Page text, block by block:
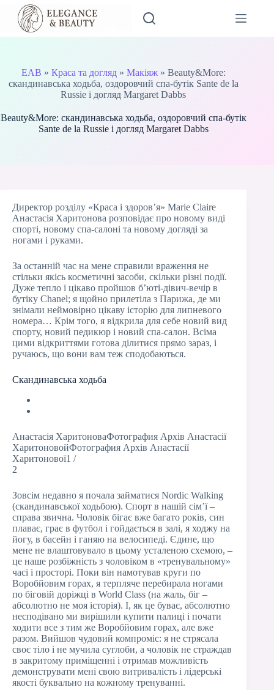
Перейти
вмісту
EAB » Краса та догляд» Макіяж» Beauty&More:
скандинавська ходьба, оздоровчий спа-бутік Sante de la
Russie і догляд Margaret Dabbs
Beauty&More: скандинавська ходьба, оздоровчий спа-бутік
Sante de la Russie і догляд Margaret Dabbs
Директор розділу «Краса і здоров’я» Marie Claire
Анастасія Харитонова розповідає про новому виді
спорті, новому спа-салоні та новому догляді за
ногами і руками.
За останній час на мене справили враження не
стільки якісь косметичні засоби, скільки різні події.
Дуже тепло і цікаво пройшов б’юті-дівич-вечір в
бутіку Chanel; я щойно прилетіла з Парижа, де ми
знімали неймовірно цікаву історію для липневого
номера… Крім того, я відкрила для себе новий вид
спорту, новий педикюр і новий спа-салон. Всіма
цими відкриттями готова ділитися прямо зараз, і
ручаюсь, що вони вам теж сподобаються.
Скандинавська ходьба
Анастасія ХаритоноваФотография Архів Анастасії
ХаритоновойФотография Архів Анастасії
Харитонової1 /
2
Зовсім недавно я почала займатися Nordic Walking
(скандинавської ходьбою). Спорт в нашій сім’ї –
справа звична. Чоловік бігає вже багато років, син
плаває, грає в футбол і гойдається в залі, я ходжу на
йогу, в басейн і ганяю на велосипеді. Єдине, що
мене не влаштовувало в цьому усталеною схемою, –
це наше розбіжність з чоловіком в «тренувальному»
часі і просторі. Поки він намотував круги по
Воробйовим горах, я терпляче перебирала ногами
по біговій доріжці в World Class (на жаль, біг –
абсолютно не моя історія). І, як це буває, абсолютно
несподівано ми вирішили купити палиці і почати
ходити все з тим же Воробйовим горах, але вже
разом. Вийшов чудовий компроміс: я не стрясала
своє тіло і не мучила суглоби, а чоловік не страждав
в закритому приміщенні і отримав можливість
демонструвати мені свою витривалість і лідерські
якості буквально на кожному тренуванні.